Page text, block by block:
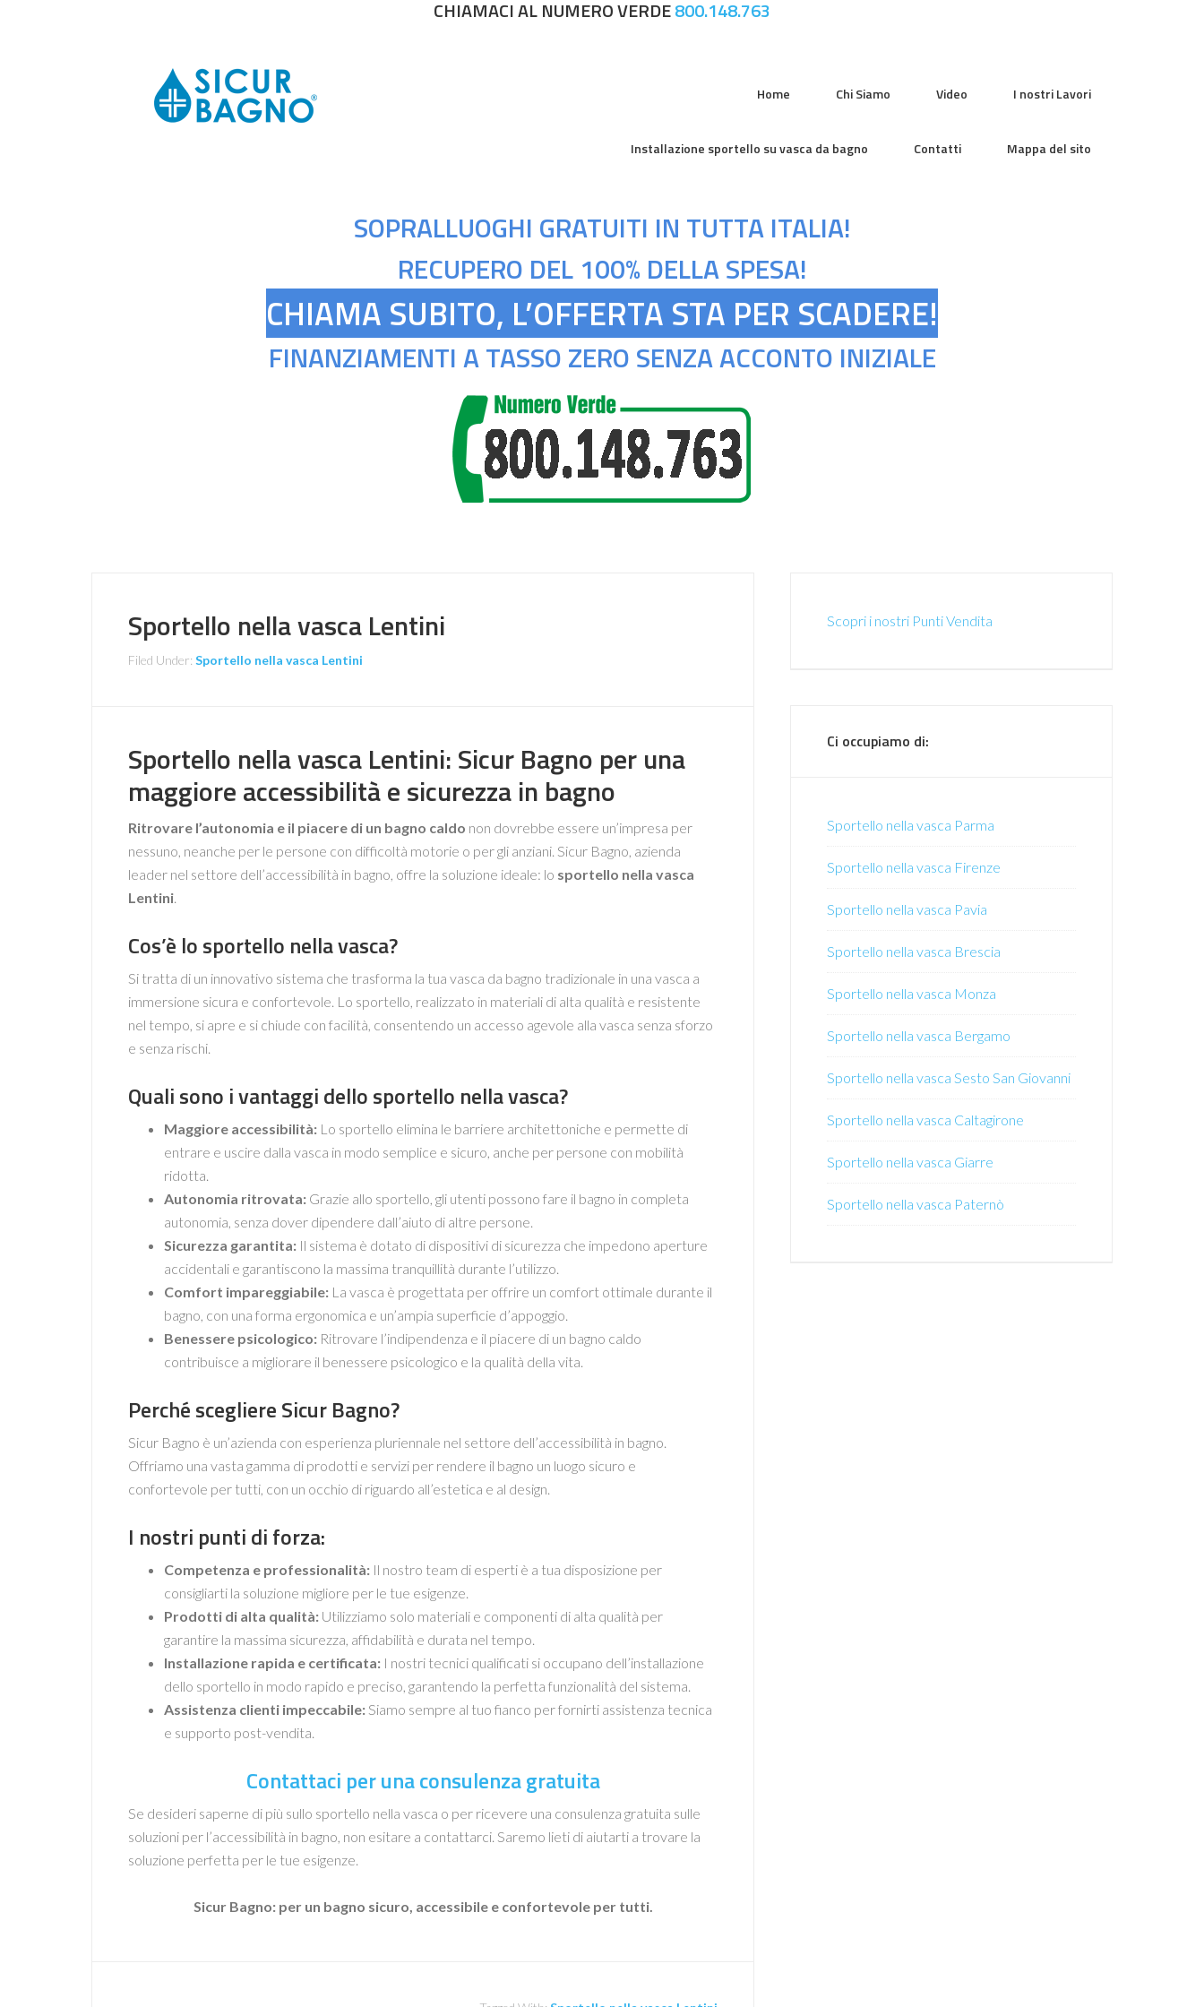
CHIAMACI AL NUMERO VERDE800.148.763
Home Chi Siamo Video I nostri Lavori
Installazione sportello su vasca da bagno Contatti Mappa del sito
SOPRALLUOGHI GRATUITI IN TUTTA ITALIA!
RECUPERO DEL 100% DELLA SPESA!
CHIAMA SUBITO, L’OFFERTA STA PER SCADERE!
FINANZIAMENTI A TASSO ZERO SENZA ACCONTO INIZIALE
Sportello nella vasca Lentini
Filed Under: Sportello nella vasca Lentini
Sportello nella vasca Lentini: Sicur Bagno per una
maggiore accessibilità e sicurezza in bagno
Ritrovare l’autonomia e il piacere di un bagno caldo non dovrebbe essere un’impresa per
nessuno, neanche per le persone con difficoltà motorie o per gli anziani. Sicur Bagno, azienda
leader nel settore dell’accessibilità in bagno, offre la soluzione ideale: lo sportello nella vasca
Lentini.
Cos’è lo sportello nella vasca?
Si tratta di un innovativo sistema che trasforma la tua vasca da bagno tradizionale in una vasca a
immersione sicura e confortevole. Lo sportello, realizzato in materiali di alta qualità e resistente
nel tempo, si apre e si chiude con facilità, consentendo un accesso agevole alla vasca senza sforzo
e senza rischi.
Quali sono i vantaggi dello sportello nella vasca?
Maggiore accessibilità: Lo sportello elimina le barriere architettoniche e permette di
entrare e uscire dalla vasca in modo semplice e sicuro, anche per persone con mobilità
ridotta.
Autonomia ritrovata: Grazie allo sportello, gli utenti possono fare il bagno in completa
autonomia, senza dover dipendere dall’aiuto di altre persone.
Sicurezza garantita: Il sistema è dotato di dispositivi di sicurezza che impedono aperture
accidentali e garantiscono la massima tranquillità durante l’utilizzo.
Comfort impareggiabile: La vasca è progettata per offrire un comfort ottimale durante il
bagno, con una forma ergonomica e un’ampia superficie d’appoggio.
Benessere psicologico: Ritrovare l’indipendenza e il piacere di un bagno caldo
contribuisce a migliorare il benessere psicologico e la qualità della vita.
Perché scegliere Sicur Bagno?
Sicur Bagno è un’azienda con esperienza pluriennale nel settore dell’accessibilità in bagno.
Offriamo una vasta gamma di prodotti e servizi per rendere il bagno un luogo sicuro e
confortevole per tutti, con un occhio di riguardo all’estetica e al design.
I nostri punti di forza:
Competenza e professionalità: Il nostro team di esperti è a tua disposizione per
consigliarti la soluzione migliore per le tue esigenze.
Prodotti di alta qualità: Utilizziamo solo materiali e componenti di alta qualità per
garantire la massima sicurezza, affidabilità e durata nel tempo.
Installazione rapida e certificata: I nostri tecnici qualificati si occupano dell’installazione
dello sportello in modo rapido e preciso, garantendo la perfetta funzionalità del sistema.
Assistenza clienti impeccabile:Siamo sempre al tuo fianco per fornirti assistenza tecnica
e supporto post-vendita.
Contattaci per una consulenza gratuita
Se desideri saperne di più sullo sportello nella vasca o per ricevere una consulenza gratuita sulle
soluzioni per l’accessibilità in bagno, non esitare a contattarci. Saremo lieti di aiutarti a trovare la
soluzione perfetta per le tue esigenze.
Sicur Bagno: per un bagno sicuro, accessibile e confortevole per tutti.
Scopri i nostri Punti Vendita
Ci occupiamo di:
Sportello nella vasca Parma
Sportello nella vasca Firenze
Sportello nella vasca Pavia
Sportello nella vasca Brescia
Sportello nella vasca Monza
Sportello nella vasca Bergamo
Sportello nella vasca Sesto San Giovanni
Sportello nella vasca Caltagirone
Sportello nella vasca Giarre
Sportello nella vasca Paternò